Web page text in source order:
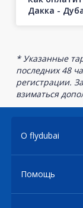
Дакка -
* Указанные
последних 48
регистрации.
взиматься
О flydubai
Помощь